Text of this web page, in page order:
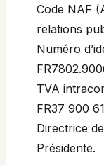
Code NAF
relations
Numéro
TVA
FR37 900
Directrice
Présidente.